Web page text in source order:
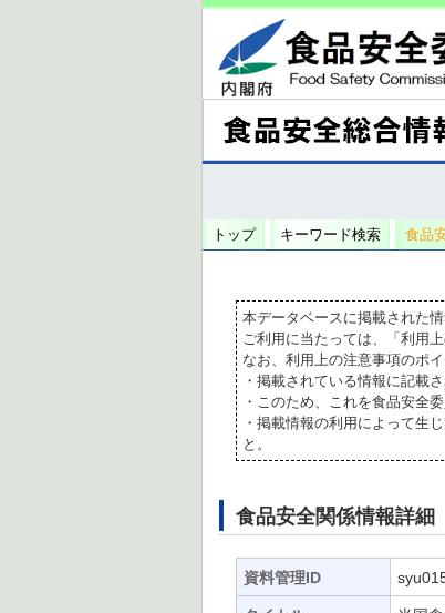
トップ キーワード検索 食品
本データベースに掲載された
ご利用に当たっては、「利用
なお、利用上の注意事項のポ
・掲載されている情報に記載
・このため、これを食品安全
・掲載情報の利用によって生
と。
食品安全関係情報詳細
資料管理ID